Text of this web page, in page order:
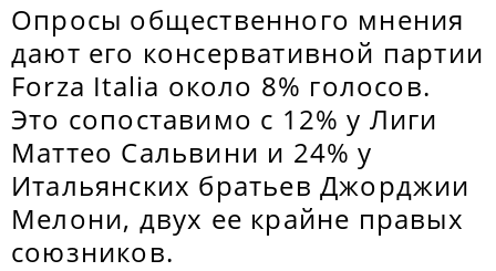
Опросы общественного мнения
дают его консервативной партии
Forza Italia около 8% голосов.
Это сопоставимо с 12% у Лиги
Маттео Сальвини и 24% у
Итальянских братьев Джорджии
Мелони, двух ее крайне правых
союзников.